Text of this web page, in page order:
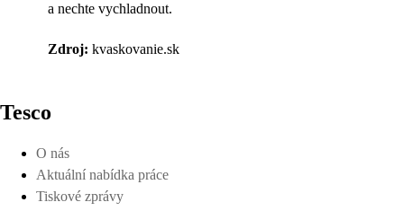
a nechte vychladnout.
Zdroj: kvaskovanie.sk
Tesco
O nás
Aktuální nabídka práce
Tiskové zprávy